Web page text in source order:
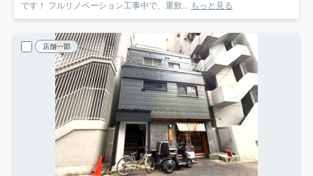
です！ フルリノベーション工事中で、重飲... もっと見る
店舗一部